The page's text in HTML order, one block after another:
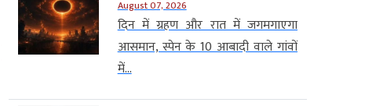
August 07, 2026
दिन में ग्रहण और रात में जगमगाएगा
आसमान, स्पेन के 10 आबादी वाले गांवों
में...